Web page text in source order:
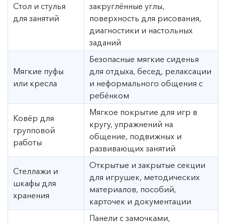
Стол и стулья
для занятий
закруглённые углы,
поверхность для рисования,
диагностики и настольных
заданий
Мягкие пуфы
или кресла
Безопасные мягкие сиденья
для отдыха, бесед, релаксации
и неформального общения с
ребёнком
Ковёр для
групповой
работы
Мягкое покрытие для игр в
кругу, упражнений на
общение, подвижных и
развивающих занятий
Стеллажи и
шкафы для
хранения
Открытые и закрытые секции
для игрушек, методических
материалов, пособий,
карточек и документации
Панели с замочками,